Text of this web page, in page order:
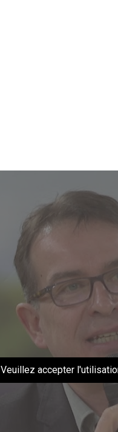
Veuillez accepter